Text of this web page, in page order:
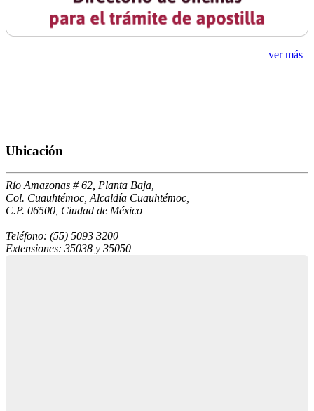
ver más
Ubicación
Río Amazonas # 62, Planta Baja,
Col. Cuauhtémoc, Alcaldía Cuauhtémoc,
C.P. 06500, Ciudad de México
Teléfono: (55) 5093 3200
Extensiones: 35038 y 35050